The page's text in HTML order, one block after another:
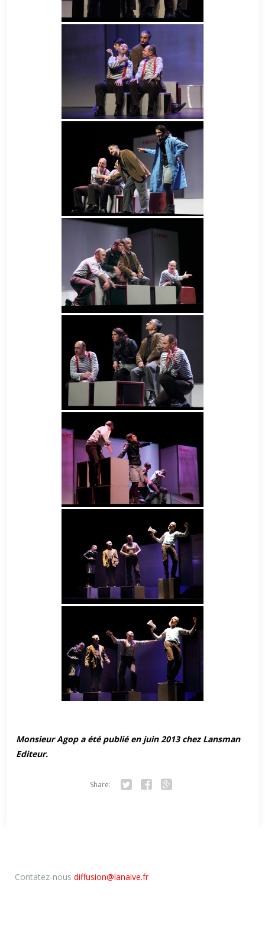
Monsieur Agop a été publié en juin 2013 chez Lansman
Editeur.
Share:
Contatez-nous diffusion@lanaive.fr